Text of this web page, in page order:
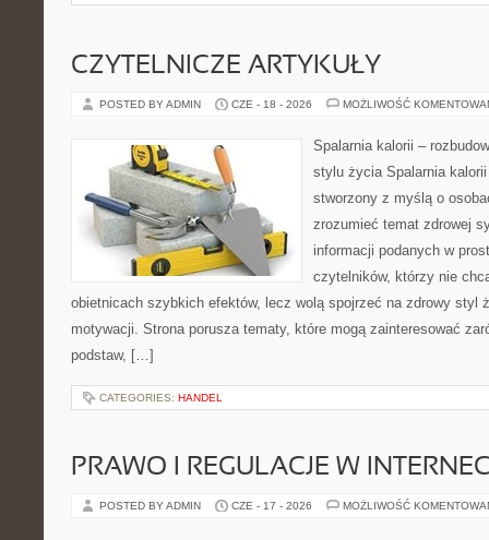
CZYTELNICZE ARTYKUŁY
POSTED BY ADMIN CZE - 18 - 2026 MOŻLIWOŚĆ
Spalarnia kalorii –
stylu życia Spalarnia
stworzony z myślą o
zrozumieć temat zdrowej
informacji podanych w
czytelników, którzy nie
obietnicach szybkich efektów, lecz wolą spojrzeć na zdrowy styl
motywacji. Strona porusza tematy, które mogą zainteresować
podstaw, […]
CATEGORIES: HANDEL
PRAWO I REGULACJE W
POSTED BY ADMIN CZE - 17 - 2026 MOŻLIWOŚĆ